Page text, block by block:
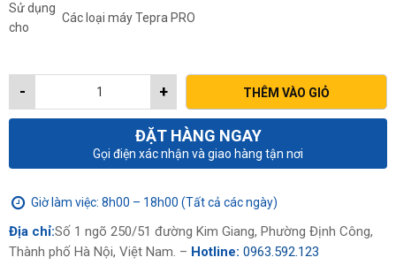
Sử dụng
cho
Các loại máy Tepra PRO
+
- THÊM VÀO GIỎ
ĐẶT HÀNG NGAY
Gọi điện xác nhận và giao hàng tận nơi
Giờ làm việc: 8h00 – 18h00 (Tất cả các ngày)
Địa chỉ:Số 1 ngõ 250/51 đường Kim Giang, Phường Định Công,
Thành phố Hà Nội, Việt Nam. – Hotline: 0963.592.123